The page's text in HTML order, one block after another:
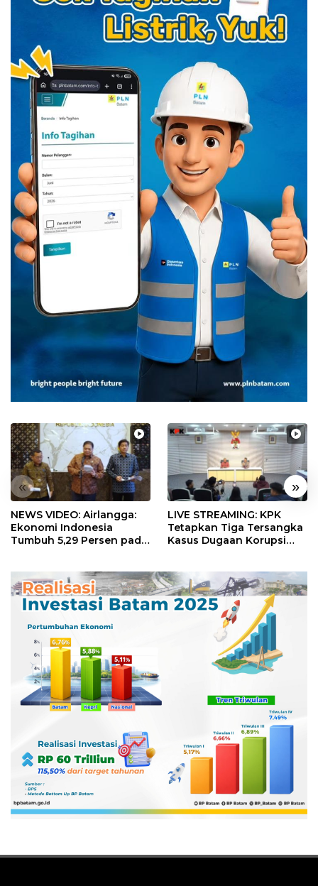
« »
NEWS VIDEO: Airlangga:
Ekonomi Indonesia
Tumbuh 5,29 Persen pada
LIVE STREAMING: KPK
Tetapkan Tiga Tersangka
Kasus Dugaan Korupsi